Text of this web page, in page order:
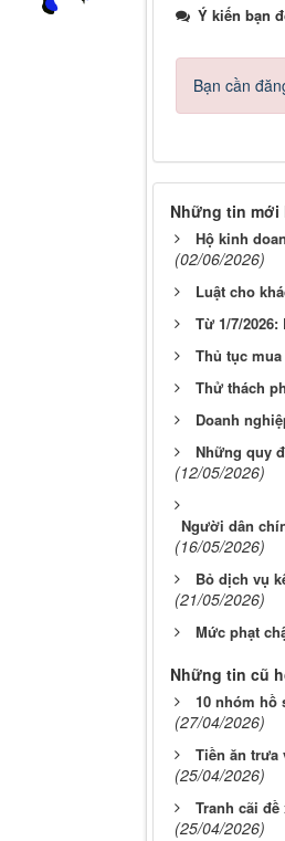
Ý kiến bạn
Bạn cần
Những tin mới
Hộ kinh
(02/06/2026)
Luật cho
Từ 1/7/
Thủ tục
Thử thách
Doanh
Những quy
(12/05/2026)
Người dân
(16/05/2026)
Bỏ dịch vụ
(21/05/2026)
Mức phạt
Những tin cũ
10 nhóm hồ
(27/04/2026)
Tiền ăn trưa
(25/04/2026)
Tranh cãi
(25/04/2026)